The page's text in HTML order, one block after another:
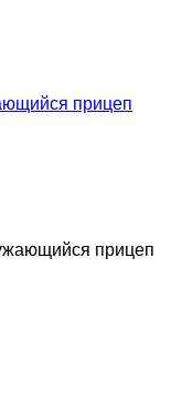
прицеп
прицеп